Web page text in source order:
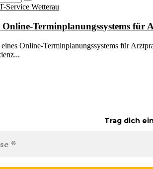
Terminplanungssystems für
Online-Terminplanungssystems für
Trag dich